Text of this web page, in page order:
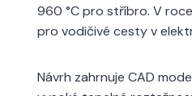
960 °C pro stříbro. V
pro vodičivé cesty v
Návrh zahrnuje CAD